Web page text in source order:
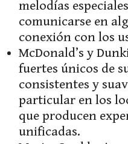
melodías
comunicarse en
conexión con los
McDonald’s y
fuertes únicos de
consistentes y
particular en los
que producen
unificadas.